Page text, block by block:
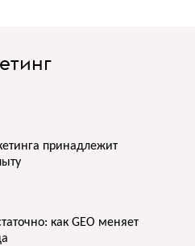
принадлежит
как GEO меняет